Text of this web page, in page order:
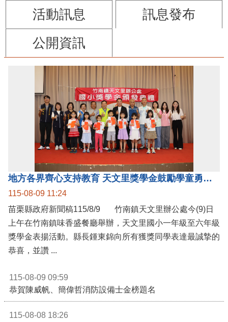
活動訊息
訊息發布
公開資訊
地方各界齊心支持教育 天文里獎學金鼓勵學童勇敢追夢
115-08-09 11:24
苗栗縣政府新聞稿115/8/9 竹南鎮天文里辦公處今(9)日
上午在竹南鎮味香盛餐廳舉辦，天文里國小一年級至六年級
獎學金表揚活動。縣長鍾東錦向所有獲獎同學表達最誠摯的
115-08-09 09:59
恭賀陳威帆、簡偉哲消防設備士金榜題名
115-08-08 18:26